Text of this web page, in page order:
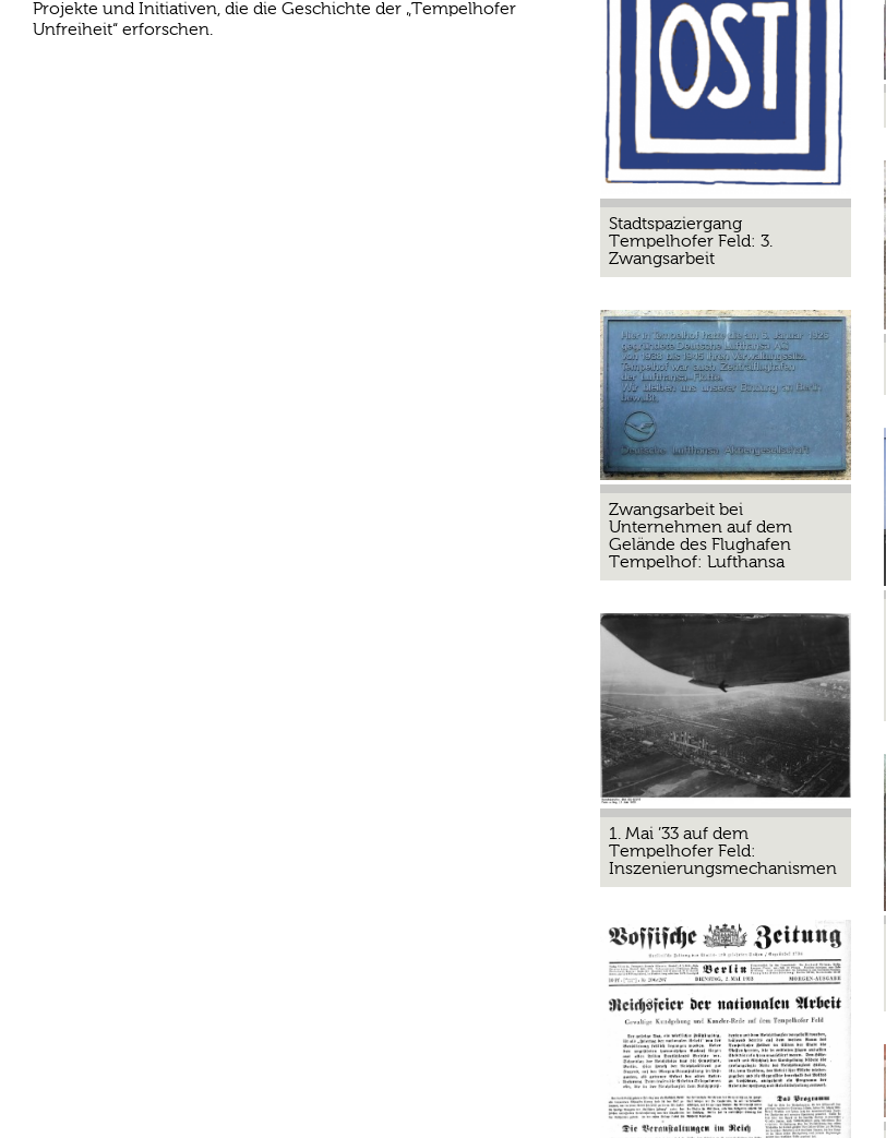
Projekte und Initiativen, die die Geschichte der „Tempelhofer
Unfreiheit“ erforschen.
Stadtspaziergang
Tempelhofer Feld: 3.
Zwangsarbeit
Zwangsarbeit bei
Unternehmen auf dem
Gelände des Flughafen
Tempelhof: Lufthansa
1. Mai ’33 auf dem
Tempelhofer Feld:
Inszenierungsmechanismen